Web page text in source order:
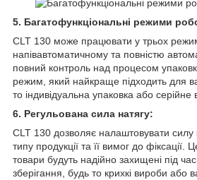
5. Багатофункціональні режими
CLT 130 може працювати у трьох
напівавтоматичному та повністю
повний контроль над процесом
режим, який найкраще підходить для
то індивідуальна упаковка або серійне
6. Регульована сила натягу:
CLT 130 дозволяє налаштовувати силу
типу продукції та її вимог до фіксації.
товари будуть надійно захищені під
зберігання, будь то крихкі вироби або